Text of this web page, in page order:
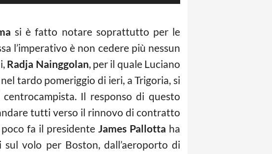
si è fatto notare soprattutto per le
l’imperativo è non cedere più nessun
Radja Nainggolan, per il quale Luciano
tardo pomeriggio di ieri, a Trigoria, si
Il responso di questo
tutti verso il rinnovo di contratto
poco fa il presidenteJames Pallotta ha
volo per Boston, dall’aeroporto di